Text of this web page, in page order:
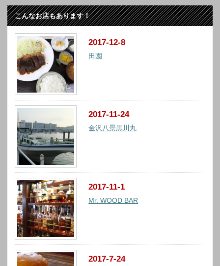
こんなお店もあります！
2017-12-8
田園
2017-11-24
金沢八景黒川丸
2017-11-1
Mr. WOOD BAR
2017-7-24